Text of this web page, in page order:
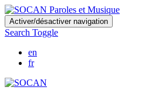
Skip
to
main
content
Activer/désactiver navigation
Search Toggle
en
fr